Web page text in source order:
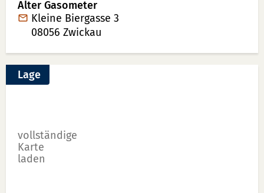
Alter Gasometer
Kleine Biergasse 3
08056 Zwickau
Lage
vollständige
Karte
laden